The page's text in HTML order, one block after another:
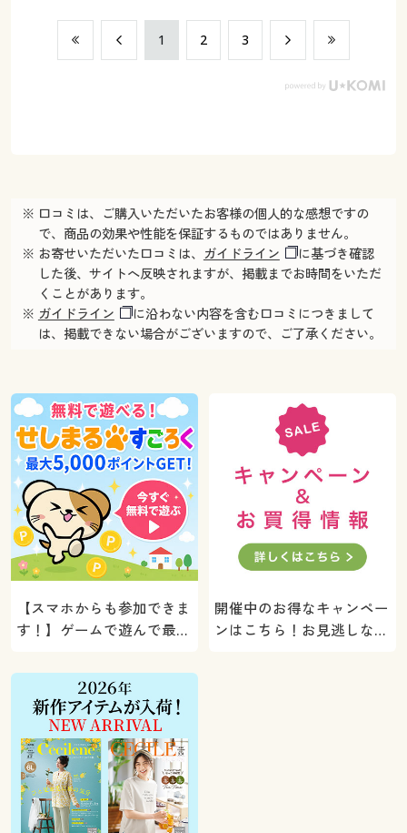
​1 ​2 ​3
※ 口コミは、ご購入いただいたお客様の個人的な感想ですの
で、商品の効果や性能を保証するものではありません。
※ お寄せいただいた口コミは、 ガイドライン
に基づき確認
した後、サイトへ反映されますが、掲載までお時間をいただ
くことがあります。
※ ガイドライン
に沿わない内容を含む口コミにつきまして
は、掲載できない場合がございますので、ご了承ください。
【スマホからも参加できま
す！】ゲームで遊んで最大
ト！
開催中のお得なキャンペー
ンはこちら！お見逃しな